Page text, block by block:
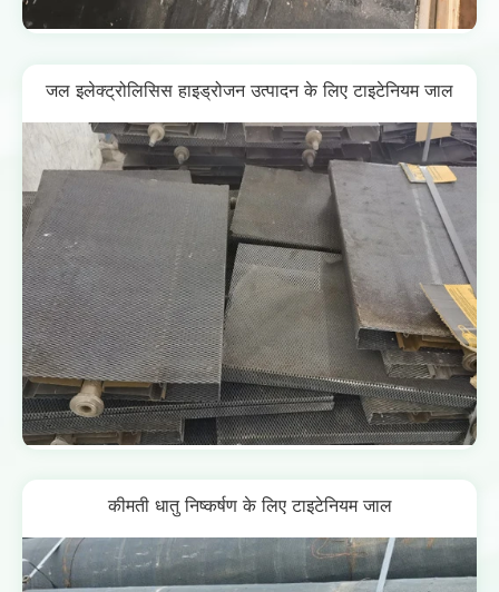
जल इलेक्ट्रोलिसिस हाइड्रोजन उत्पादन के लिए टाइटेनियम जाल
कीमती धातु निष्कर्षण के लिए टाइटेनियम जाल